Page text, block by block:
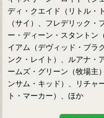
ディ・クエイド（リトル・
（サイ）、フレデリック・
ー・ディーン・スタントン
イアム（デヴィッド・ブラ
ンク・レイト）、ルアナ・
ームズ・グリーン（牧場主
ンサム・キッド）、リチャ
ト・マーカー）、ほか